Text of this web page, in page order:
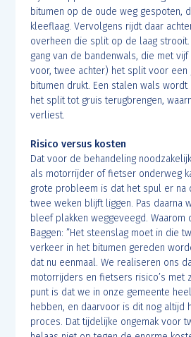
bitumen op de oude weg gespoten,
kleeflaag. Vervolgens rijdt daar
overheen die split op de laag
gang van de bandenwals, die met
voor, twee achter) het split voor
bitumen drukt. Een stalen wals wordt
het split tot gruis terugbrengen,
verliest.
Risico versus kosten
Dat voor de behandeling
als motorrijder of fietser onderweg
grote probleem is dat het spul er na
twee weken blijft liggen. Pas daarna
bleef plakken weggeveegd. Waarom
Baggen: ”Het steenslag moet in die
verkeer in het bitumen gereden
dat nu eenmaal. We realiseren ons
motorrijders en fietsers risico’s met
punt is dat we in onze gemeente
hebben, en daarvoor is dit nog altijd
proces. Dat tijdelijke ongemak voor